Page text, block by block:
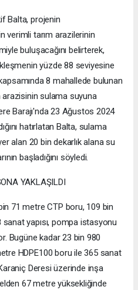
Balta, projenin
verimli tarım arazilerinin
buluşacağını belirterek,
yüzde 88 seviyesine
kapsamında 8 mahallede bulunan
sulama suyuna
Barajı'nda 23 Ağustos 2024
hatırlatan Balta, sulama
alan 20 bin dekarlık alana su
başladığını söyledi.
YAKLAŞILDI
71 metre CTP boru, 109 bin
yapısı, pompa istasyonu
Bugüne kadar 23 bin 980
HDPE100 boru ile 365 sanat
Deresi üzerinde inşa
67 metre yüksekliğinde